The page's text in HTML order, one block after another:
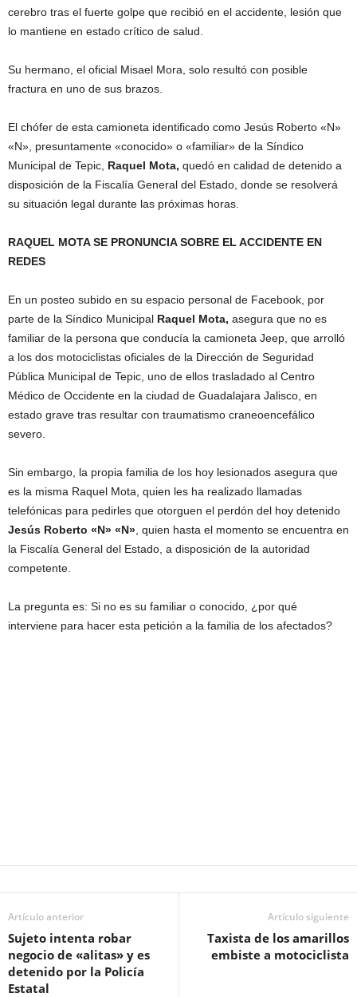
cerebro tras el fuerte golpe que recibió en el accidente, lesión que
lo mantiene en estado crítico de salud.
Su hermano, el oficial Misael Mora, solo resultó con posible
fractura en uno de sus brazos.
El chófer de esta camioneta identificado como Jesús Roberto «N»
«N», presuntamente «conocido» o «familiar» de la Síndico
Municipal de Tepic, Raquel Mota, quedó en calidad de detenido a
disposición de la Fiscalía General del Estado, donde se resolverá
su situación legal durante las próximas horas.
RAQUEL MOTA SE PRONUNCIA SOBRE EL ACCIDENTE EN
REDES
En un posteo subido en su espacio personal de Facebook, por
parte de la Síndico Municipal Raquel Mota, asegura que no es
familiar de la persona que conducía la camioneta Jeep, que arrolló
a los dos motociclistas oficiales de la Dirección de Seguridad
Pública Municipal de Tepic, uno de ellos trasladado al Centro
Médico de Occidente en la ciudad de Guadalajara Jalisco, en
estado grave tras resultar con traumatismo craneoencefálico
severo.
Sin embargo, la propia familia de los hoy lesionados asegura que
es la misma Raquel Mota, quien les ha realizado llamadas
telefónicas para pedirles que otorguen el perdón del hoy detenido
Jesús Roberto «N» «N» , quien hasta el momento se encuentra en
la Fiscalía General del Estado, a disposición de la autoridad
competente.
La pregunta es: Si no es su familiar o conocido, ¿por qué
interviene para hacer esta petición a la familia de los afectados?
Artículo anterior
Sujeto intenta robar
negocio de «alitas» y es
detenido por la Policía
Estatal
Artículo siguiente
Taxista de los amarillos
embiste a motociclista